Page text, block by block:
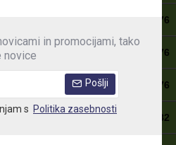
in promocijami, tako
novice
Pošlji
s Politika zasebnosti
170 - 176
170 - 176
57 170 - 176
59 176 - 182